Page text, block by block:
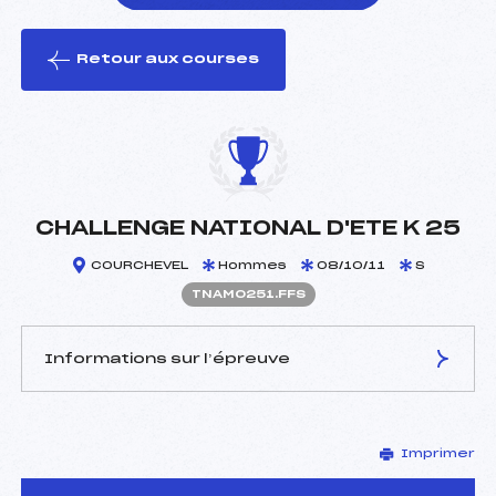
le ski
Retour aux courses
CHALLENGE NATIONAL D'ETE K 25
COURCHEVEL Hommes 08/10/11 S
TNAM0251.FFS
Informations sur l’épreuve
MALEC PASCAL (SA)
Délégué Technique :
REMY CHRISTIAN (MV)
Imprimer